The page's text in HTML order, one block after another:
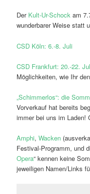
DerKult-Ur-Schock am
wunderbarer Weise statt
CSD Köln: 6.-8. Juli
CSD Frankfurt: 20.-22.
Möglichkeiten, wie Ihr
„Schimmerlos“: die
Vorverkauf hat bereits
immer bei uns im Laden!
Amphi,Wacken
Festival-Programm, und
Opera“ kennen keine
jeweiligen Namen/Links